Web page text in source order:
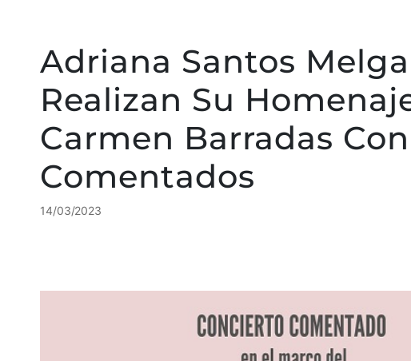
Adriana Santos
Realizan Su
Carmen Barradas
Comentados
14/03/2023